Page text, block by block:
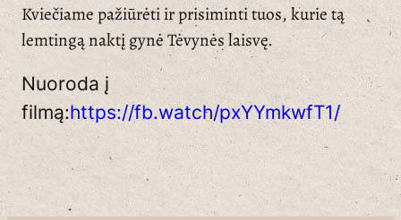
Kviečiame pažiūrėti ir prisiminti tuos, kurie tą
lemtingą naktį gynė Tėvynės laisvę.
Nuoroda į
filmą:https://fb.watch/pxYYmkwfT1/